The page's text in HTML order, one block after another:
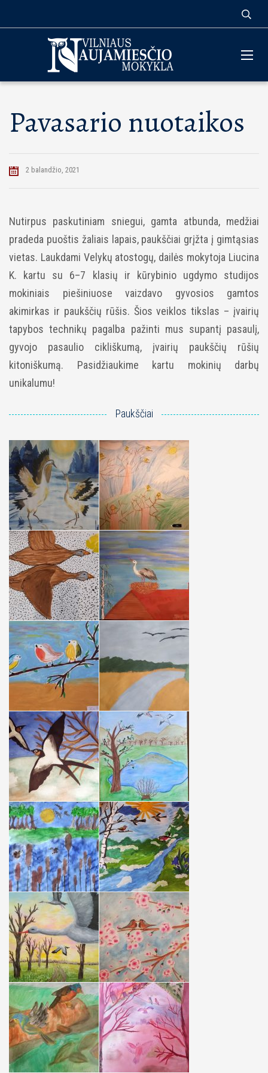
Pavasario nuotaikos
2 balandžio, 2021
Nutirpus paskutiniam sniegui, gamta atbunda, medžiai
pradeda puoštis žaliais lapais, paukščiai grįžta į gimtąsias
vietas. Laukdami Velykų atostogų, dailės mokytoja Liucina
K. kartu su 6–7 klasių ir kūrybinio ugdymo studijos
mokiniais piešiniuose vaizdavo gyvosios gamtos
akimirkas ir paukščių rūšis. Šios veiklos tikslas – įvairių
tapybos technikų pagalba pažinti mus supantį pasaulį,
gyvojo pasaulio cikliškumą, įvairių paukščių rūšių
kitoniškumą. Pasidžiaukime kartu mokinių darbų
unikalumu!
Paukščiai